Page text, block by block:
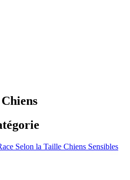
Selon la Taille Chiens Sensibles